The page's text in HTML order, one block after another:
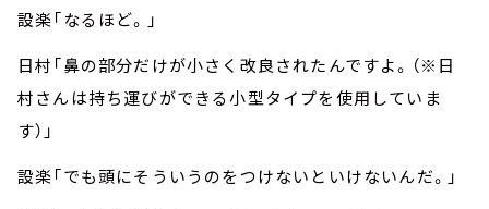
設楽「なるほど。」
日村「鼻の部分だけが小さく改良されたんですよ。（※日
村さんは持ち運びができる小型タイプを使用していま
す）」
設楽「でも頭にそういうのをつけないといけないんだ。」